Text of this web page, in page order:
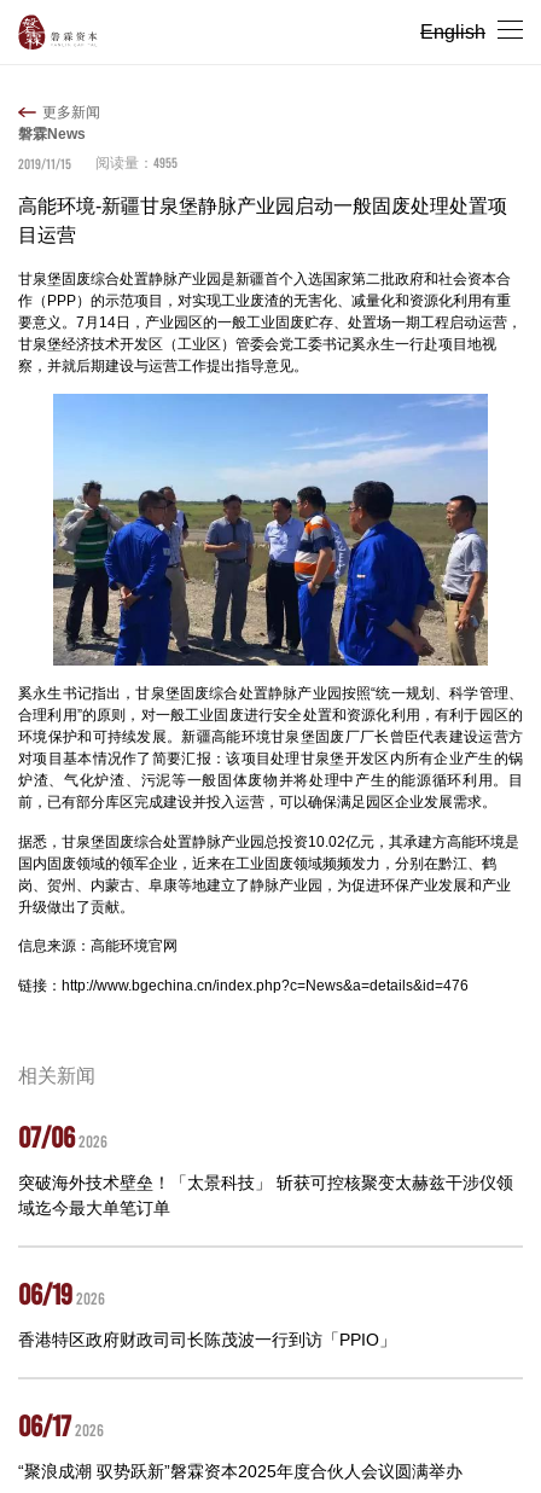
English
更多新闻
磐霖News
2019/11/15
阅读量： 4955
高能环境-新疆甘泉堡静脉产业园启动一般固废处理处置项
目运营
甘泉堡固废综合处置静脉产业园是新疆首个入选国家第二批政府和社会资本合
作（PPP）的示范项目，对实现工业废渣的无害化、减量化和资源化利用有重
要意义。7月14日，产业园区的一般工业固废贮存、处置场一期工程启动运营，
甘泉堡经济技术开发区（工业区）管委会党工委书记奚永生一行赴项目地视
察，并就后期建设与运营工作提出指导意见。
奚永生书记指出，甘泉堡固废综合处置静脉产业园按照“统一规划、科学管理、
合理利用”的原则，对一般工业固废进行安全处置和资源化利用，有利于园区的
环境保护和可持续发展。新疆高能环境甘泉堡固废厂厂长曾臣代表建设运营方
对项目基本情况作了简要汇报：该项目处理甘泉堡开发区内所有企业产生的锅
炉渣、气化炉渣、污泥等一般固体废物并将处理中产生的能源循环利用。目
前，已有部分库区完成建设并投入运营，可以确保满足园区企业发展需求。
据悉，甘泉堡固废综合处置静脉产业园总投资10.02亿元，其承建方高能环境是
国内固废领域的领军企业，近来在工业固废领域频频发力，分别在黔江、鹤
岗、贺州、内蒙古、阜康等地建立了静脉产业园，为促进环保产业发展和产业
升级做出了贡献。
信息来源：高能环境官网
链接： http://www.bgechina.cn/index.php?c=News&a=details&id=476
相关新闻
07/062026
突破海外技术壁垒！「太景科技」 斩获可控核聚变太赫兹干涉仪领
域迄今最大单笔订单
06/192026
香港特区政府财政司司长陈茂波一行到访「PPIO」
06/172026
“聚浪成潮 驭势跃新”磐霖资本2025年度合伙人会议圆满举办